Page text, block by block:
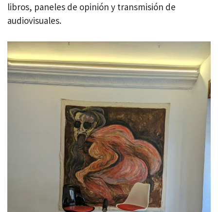
libros, paneles de opinión y transmisión de
audiovisuales.